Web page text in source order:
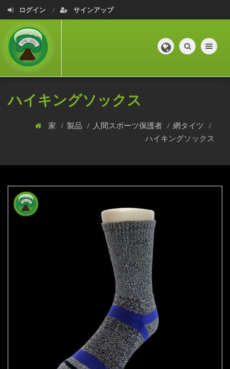
ログイン サインアップ
Toggle
ハイキングソックス
家 製品 人間スポーツ保護者
網タイツ
ハイキングソックス